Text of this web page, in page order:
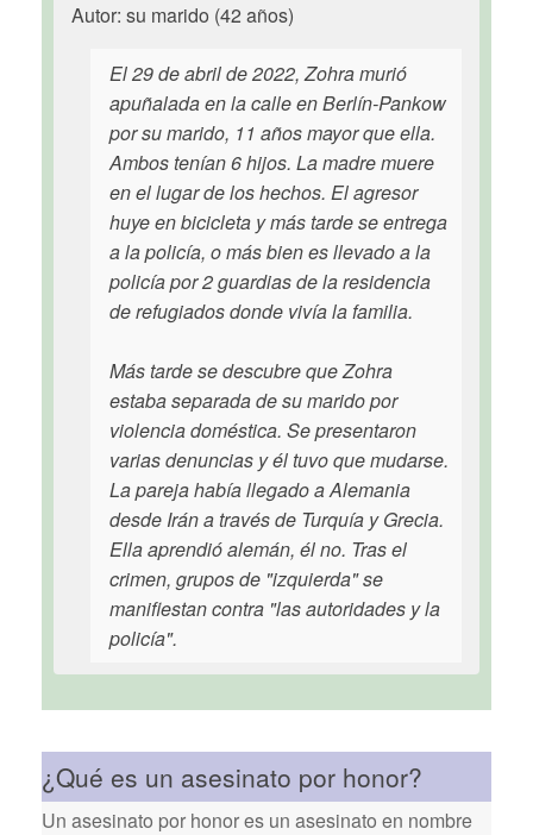
Autor: su marido (42 años)
El 29 de abril de 2022, Zohra murió
apuñalada en la calle en Berlín-Pankow
por su marido, 11 años mayor que ella.
Ambos tenían 6 hijos. La madre muere
en el lugar de los hechos. El agresor
huye en bicicleta y más tarde se entrega
a la policía, o más bien es llevado a la
policía por 2 guardias de la residencia
de refugiados donde vivía la familia.
Más tarde se descubre que Zohra
estaba separada de su marido por
violencia doméstica. Se presentaron
varias denuncias y él tuvo que mudarse.
La pareja había llegado a Alemania
desde Irán a través de Turquía y Grecia.
Ella aprendió alemán, él no. Tras el
crimen, grupos de "izquierda" se
manifiestan contra "las autoridades y la
policía".
¿Qué es un asesinato por honor?
Un asesinato por honor es un asesinato en nombre